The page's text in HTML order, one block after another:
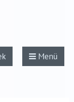
Menü